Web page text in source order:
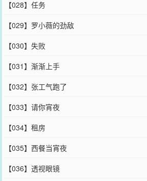
【028】任务
【029】罗小薇的劲敌
【030】失败
【031】渐渐上手
【032】张工气跑了
【033】请你宵夜
【034】租房
【035】西餐当宵夜
【036】透视眼镜